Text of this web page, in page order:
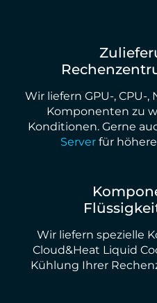
Wir liefern GPU-, CPU-
Komponenten zu
Konditionen. Gerne
Serverfür höhere
Wir liefern spezielle
Cloud&Heat Liquid
Kühlung Ihrer